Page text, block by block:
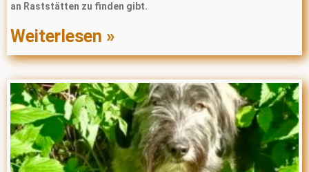
an Raststätten zu finden gibt.
Weiterlesen »